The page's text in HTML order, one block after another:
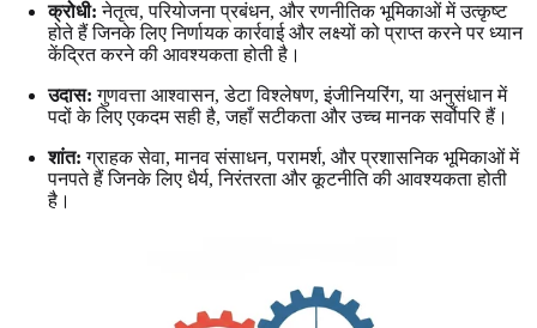
क्रोधी: नेतृत्व, परियोजना प्रबंधन, और रणनीतिक भूमिकाओं में उत्कृष्ट
होते हैं जिनके लिए निर्णायक कार्रवाई और लक्ष्यों को प्राप्त करने पर ध्यान
केंद्रित करने की आवश्यकता होती है।
उदास: गुणवत्ता आश्वासन, डेटा विश्लेषण, इंजीनियरिंग, या अनुसंधान में
पदों के लिए एकदम सही है, जहाँ सटीकता और उच्च मानक सर्वोपरि हैं।
शांत: ग्राहक सेवा, मानव संसाधन, परामर्श, और प्रशासनिक भूमिकाओं में
पनपते हैं जिनके लिए धैर्य, निरंतरता और कूटनीति की आवश्यकता होती
है।